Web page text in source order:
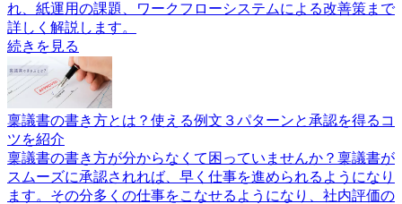
れ、紙運用の課題、ワークフローシステムによる改善策まで
詳しく解説します。
続きを見る
稟議書の書き方とは？使える例文３パターンと承認を得るコ
ツを紹介
稟議書の書き方が分からなくて困っていませんか？稟議書が
スムーズに承認されれば、早く仕事を進められるようになり
ます。その分多くの仕事をこなせるようになり、社内評価の